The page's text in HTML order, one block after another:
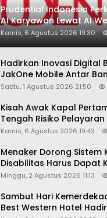
Prudential Indonesia
AI Karyawan Lewat AI
Kamis, 6 Agustus 2026 19:30
Hadirkan Inovasi Digital
JakOne Mobile Antar
Raih Digital Excellence
Sabtu, 1 Agustus 2026 21:50
Kisah Awak Kapal
Tengah Risiko
Kamis, 6 Agustus 2026 19:43
Menaker Dorong Sistem
Disabilitas Harus Dapat
Setara
Minggu, 2 Agustus 2026 11:13
Sambut Hari
Best Western Hotel